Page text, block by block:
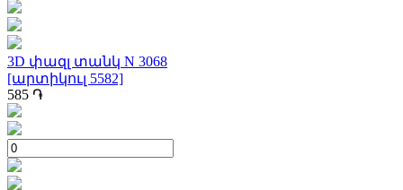
3D փազլ տանկ N 3068
[արտիկուլ 5582]
585 ֏